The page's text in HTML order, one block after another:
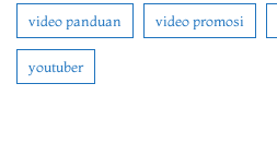
video panduan video promosi
youtuber